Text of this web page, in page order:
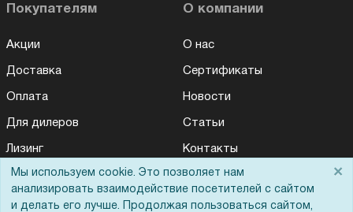
Покупателям
Акции
Доставка
Оплата
Для дилеров
Лизинг
Кредитование
Госучреждениям
О компании
О нас
Сертификаты
Новости
Статьи
Контакты
Демопоказ
Мы используем cookie. Это позволяет нам
анализировать взаимодействие посетителей с сайтом
и делать его лучше. Продолжая пользоваться сайтом,
×